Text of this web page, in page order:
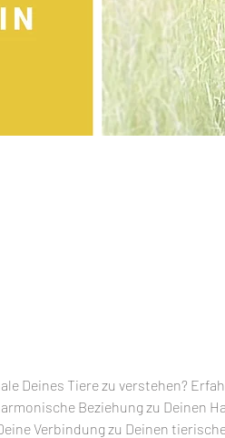
Deines Tiere zu verstehen?
Beziehung zu Deinen
Verbindung zu Deinen